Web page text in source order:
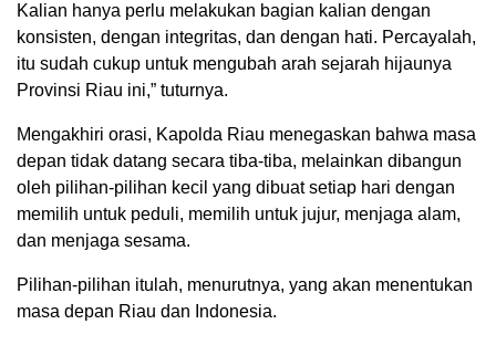
Kalian hanya perlu melakukan bagian kalian dengan
konsisten, dengan integritas, dan dengan hati. Percayalah,
itu sudah cukup untuk mengubah arah sejarah hijaunya
Provinsi Riau ini,” tuturnya.
Mengakhiri orasi, Kapolda Riau menegaskan bahwa masa
depan tidak datang secara tiba-tiba, melainkan dibangun
oleh pilihan-pilihan kecil yang dibuat setiap hari dengan
memilih untuk peduli, memilih untuk jujur, menjaga alam,
dan menjaga sesama.
Pilihan-pilihan itulah, menurutnya, yang akan menentukan
masa depan Riau dan Indonesia.